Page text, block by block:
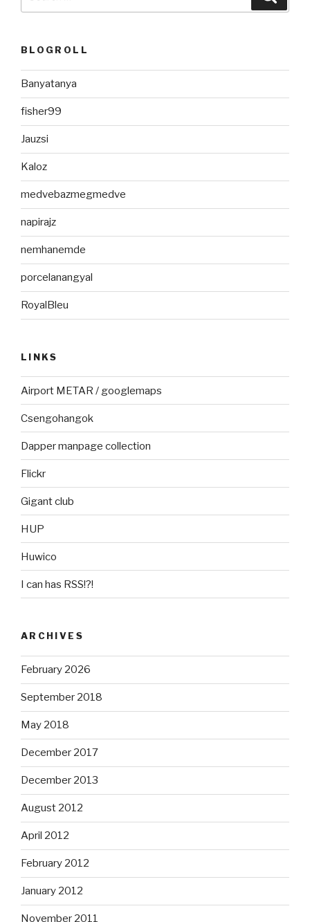
for:
BLOGROLL
Banyatanya
fisher99
Jauzsi
Kaloz
medvebazmegmedve
napirajz
nemhanemde
porcelanangyal
RoyalBleu
LINKS
Airport METAR / googlemaps
Csengohangok
Dapper manpage collection
Flickr
Gigant club
HUP
Huwico
I can has RSS!?!
ARCHIVES
February 2026
September 2018
May 2018
December 2017
December 2013
August 2012
April 2012
February 2012
January 2012
November 2011